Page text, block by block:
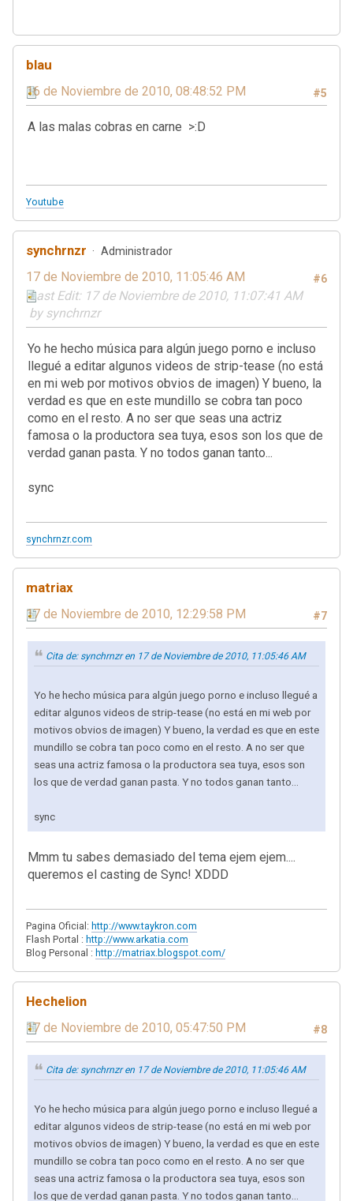
blau
#5
16 de Noviembre de 2010, 08:48:52 PM
A las malas cobras en carne >:D
Youtube
synchrnzr Administrador
#6
17 de Noviembre de 2010, 11:05:46 AM
Last Edit: 17 de Noviembre de 2010, 11:07:41 AM
by synchrnzr
Yo he hecho música para algún juego porno e incluso
llegué a editar algunos videos de strip-tease (no está
en mi web por motivos obvios de imagen) Y bueno, la
verdad es que en este mundillo se cobra tan poco
como en el resto. A no ser que seas una actriz
famosa o la productora sea tuya, esos son los que de
verdad ganan pasta. Y no todos ganan tanto...
sync
synchrnzr.com
matriax
#7
17 de Noviembre de 2010, 12:29:58 PM
Cita de: synchrnzr en 17 de Noviembre de 2010, 11:05:46 AM
Yo he hecho música para algún juego porno e incluso llegué a
editar algunos videos de strip-tease (no está en mi web por
motivos obvios de imagen) Y bueno, la verdad es que en este
mundillo se cobra tan poco como en el resto. A no ser que
seas una actriz famosa o la productora sea tuya, esos son
los que de verdad ganan pasta. Y no todos ganan tanto...
sync
Mmm tu sabes demasiado del tema ejem ejem....
queremos el casting de Sync! XDDD
Pagina Oficial: http://www.taykron.com
Flash Portal : http://www.arkatia.com
Blog Personal : http://matriax.blogspot.com/
Hechelion
#8
17 de Noviembre de 2010, 05:47:50 PM
Cita de: synchrnzr en 17 de Noviembre de 2010, 11:05:46 AM
Yo he hecho música para algún juego porno e incluso llegué a
editar algunos videos de strip-tease (no está en mi web por
motivos obvios de imagen) Y bueno, la verdad es que en este
mundillo se cobra tan poco como en el resto. A no ser que
seas una actriz famosa o la productora sea tuya, esos son
los que de verdad ganan pasta. Y no todos ganan tanto...